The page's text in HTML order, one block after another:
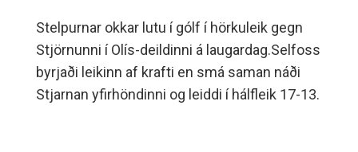
Stelpurnar okkar lutu í gólf í hörkuleik gegn
Stjörnunni í Olís-deildinni á laugardag.Selfoss
byrjaði leikinn af krafti en smá saman náði
Stjarnan yfirhöndinni og leiddi í hálfleik 17-13.